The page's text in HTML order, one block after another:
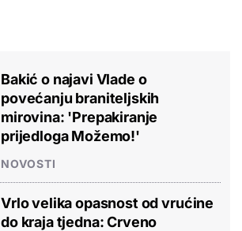
Bakić o najavi Vlade o
povećanju braniteljskih
mirovina: 'Prepakiranje
prijedloga Možemo!'
NOVOSTI
Vrlo velika opasnost od vrućine
do kraja tjedna: Crveno